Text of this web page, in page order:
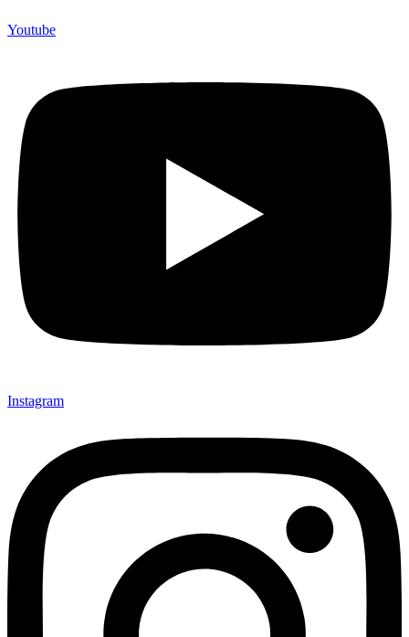
Youtube
Instagram